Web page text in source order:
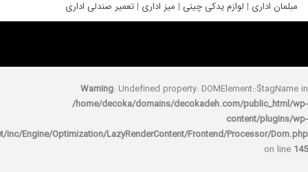
|لوازم یدکی چینی|میز اداری| تعمیر صندلی اداری
Warning: Undefined property:
/home/decoka/domains/decokadeh.com/
rocket/inc/Engine/Optimization/LazyRenderContent/Frontend/